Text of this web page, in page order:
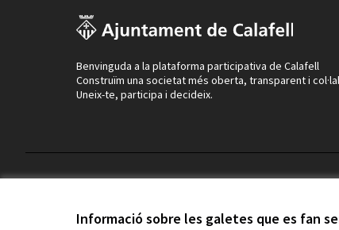
Informació sobre les galetes que es fan
Benvinguda a la plataforma participativa de Calafell
Construïm una societat més oberta, transparent i
Uneix-te, participa i decideix.